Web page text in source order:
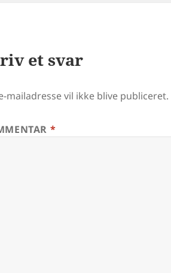
et svar
mailadresse vil ikke blive publiceret.
*